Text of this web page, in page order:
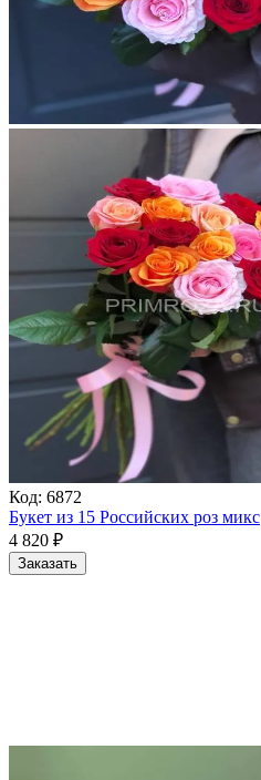
Код: 6872
Букет из 15 Российских роз микс
4 820 ₽
Заказать